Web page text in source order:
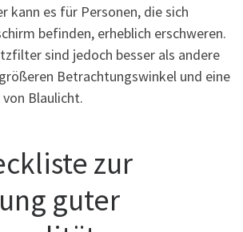
kann es für Personen, die sich
befinden, erheblich erschweren.
sind jedoch besser als andere
Betrachtungswinkel und eine
Blaulicht.
zur
guter